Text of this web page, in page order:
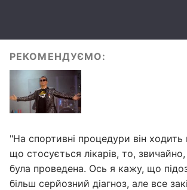
РЕКОМЕНДУЄМО:
"На спортивні процедури він
що стосується лікарів, то, звичайно,
була проведена. Ось я кажу, що
більш серйозний діагноз, але все